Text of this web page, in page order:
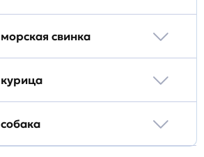
морская свинка
курица
собака